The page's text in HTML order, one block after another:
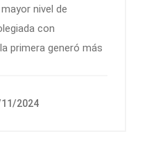
nivel de
con
primera generó más
2024